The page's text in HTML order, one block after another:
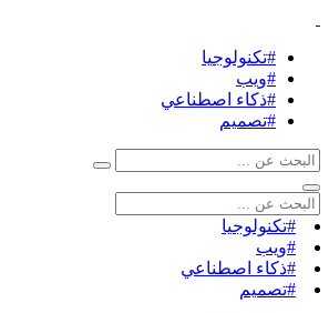
#تكنولوجيا
#ويب
#ذكاء اصطناعي
#تصميم
#تكنولوجيا
#ويب
#ذكاء اصطناعي
#تصميم